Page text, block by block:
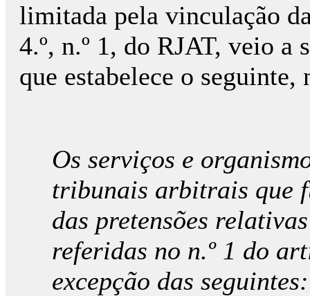
limitada pela vinculação
4.º, n.º 1, do RJAT, veio
que estabelece o seguinte,
Os serviços e
tribunais arbitrais que
das pretensões
referidas no n.º 1 do
excepção das seguintes: